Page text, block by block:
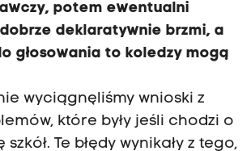
potem ewentualni
deklaratywnie brzmi, a
głosowania to koledzy mogą
wyciągnęliśmy wnioski z
które były jeśli chodzi o
Te błędy wynikały z tego,